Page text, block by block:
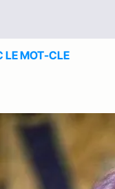
LE MOT-CLE